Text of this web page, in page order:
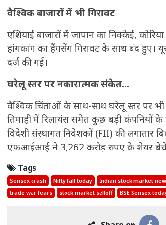
वैश्विक बाजारों में भी गिरावट
एशियाई बाजारों में जापान का निक्केई,
हांगकांग का हैंगसेंग गिरावट के साथ बंद हुए।
दर्ज की गई।
घरेलू स्तर पर नकारात्मक संकेत...
वैश्विक चिंताओं के साथ-साथ घरेलू स्तर पर
तिमाही में रिलायंस समेत कुछ बड़ी
विदेशी संस्थागत निवेशकों (FII) की लगातार
एफआईआई ने 3,262 करोड़ रुपए के शेयर
Tags
Sensex crash Nifty fall today Indian stock market
trade war fears
stock market selloff BSE Sensex